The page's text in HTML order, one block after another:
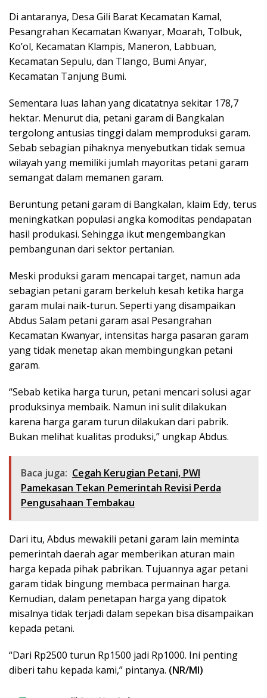
Di antaranya, Desa Gili Barat Kecamatan Kamal,
Pesangrahan Kecamatan Kwanyar, Moarah, Tolbuk,
Ko’ol, Kecamatan Klampis, Maneron, Labbuan,
Kecamatan Sepulu, dan Tlango, Bumi Anyar,
Kecamatan Tanjung Bumi.
Sementara luas lahan yang dicatatnya sekitar 178,7
hektar. Menurut dia, petani garam di Bangkalan
tergolong antusias tinggi dalam memproduksi garam.
Sebab sebagian pihaknya menyebutkan tidak semua
wilayah yang memiliki jumlah mayoritas petani garam
semangat dalam memanen garam.
Beruntung petani garam di Bangkalan, klaim Edy, terus
meningkatkan populasi angka komoditas pendapatan
hasil produkasi. Sehingga ikut mengembangkan
pembangunan dari sektor pertanian.
Meski produksi garam mencapai target, namun ada
sebagian petani garam berkeluh kesah ketika harga
garam mulai naik-turun. Seperti yang disampaikan
Abdus Salam petani garam asal Pesangrahan
Kecamatan Kwanyar, intensitas harga pasaran garam
yang tidak menetap akan membingungkan petani
garam.
“Sebab ketika harga turun, petani mencari solusi agar
produksinya membaik. Namun ini sulit dilakukan
karena harga garam turun dilakukan dari pabrik.
Bukan melihat kualitas produksi,” ungkap Abdus.
Baca juga: Cegah Kerugian Petani, PWI
Pamekasan Tekan Pemerintah Revisi Perda
Pengusahaan Tembakau
Dari itu, Abdus mewakili petani garam lain meminta
pemerintah daerah agar memberikan aturan main
harga kepada pihak pabrikan. Tujuannya agar petani
garam tidak bingung membaca permainan harga.
Kemudian, dalam penetapan harga yang dipatok
misalnya tidak terjadi dalam sepekan bisa disampaikan
kepada petani.
“Dari Rp2500 turun Rp1500 jadi Rp1000. Ini penting
diberi tahu kepada kami,” pintanya. (NR/MI)